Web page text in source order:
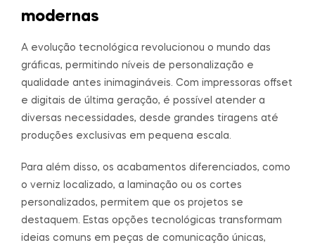
modernas
A evolução tecnológica revolucionou o mundo das
gráficas, permitindo níveis de personalização e
qualidade antes inimagináveis. Com impressoras offset
e digitais de última geração, é possível atender a
diversas necessidades, desde grandes tiragens até
produções exclusivas em pequena escala.
Para além disso, os acabamentos diferenciados, como
o verniz localizado, a laminação ou os cortes
personalizados, permitem que os projetos se
destaquem. Estas opções tecnológicas transformam
ideias comuns em peças de comunicação únicas,